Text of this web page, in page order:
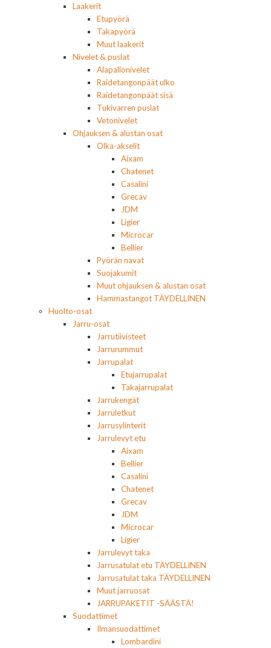
Laakerit
Etupyörä
Takapyörä
Muut laakerit
Nivelet & puslat
Alapallonivelet
Raidetangonpäät ulko
Raidetangonpäät sisä
Tukivarren puslat
Vetonivelet
Ohjauksen & alustan osat
Olka-akselit
Aixam
Chatenet
Casalini
Grecav
JDM
Ligier
Microcar
Bellier
Pyörän navat
Suojakumit
Muut ohjauksen & alustan osat
Hammastangot TÄYDELLINEN
Huolto-osat
Jarru-osat
Jarrutiivisteet
Jarrurummut
Jarrupalat
Etujarrupalat
Takajarrupalat
Jarrukengät
Jarruletkut
Jarrusylinterit
Jarrulevyt etu
Aixam
Bellier
Casalini
Chatenet
Grecav
JDM
Microcar
Ligier
Jarrulevyt taka
Jarrusatulat etu TÄYDELLINEN
Jarrusatulat taka TÄYDELLINEN
Muut jarruosat
JARRUPAKETIT -SÄÄSTÄ!
Suodattimet
Ilmansuodattimet
Lombardini